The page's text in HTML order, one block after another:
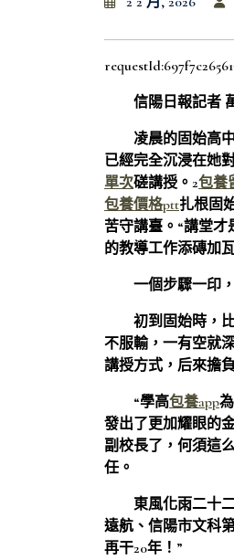
信陽日報記者
凌晨的固始高
已經完全沉浸在她
單次磋講授。2包養
包養價格ptt扎根固
苦守講臺。“講堂
的教導工作添磚加
一個步驟一印
初到固始時，
不服輸，一有空就
講授方式，后來擔
“學高包養app
發出了更加耀眼的
副校長了，何須這
任。
東風化雨二十
遠航、信陽市文科
再干20年！”